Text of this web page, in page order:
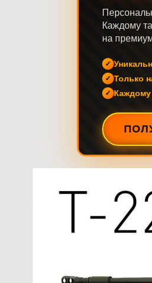
Каждому
на
Только